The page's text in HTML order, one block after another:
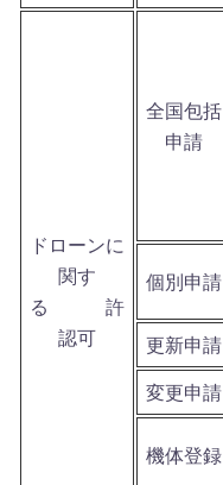
ドローンに
関す
る 許
認可
全国包括
申請
個別申請
更新申請
変更申請
機体登録